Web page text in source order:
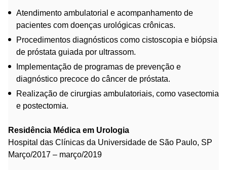
Atendimento ambulatorial e acompanhamento de
pacientes com doenças urológicas crônicas.
Procedimentos diagnósticos como cistoscopia e biópsia
de próstata guiada por ultrassom.
Implementação de programas de prevenção e
diagnóstico precoce do câncer de próstata.
Realização de cirurgias ambulatoriais, como vasectomia
e postectomia.
Residência Médica em Urologia
Hospital das Clínicas da Universidade de São Paulo, SP
Março/2017 – março/2019